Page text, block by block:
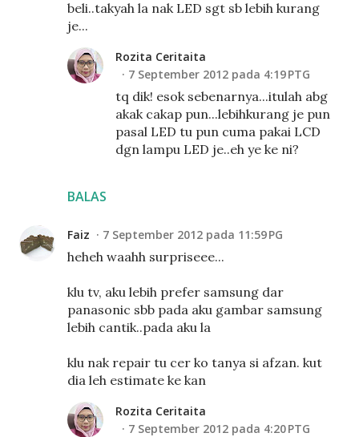
beli..takyah la nak LED sgt sb lebih kurang
je...
BALAS
Rozita Ceritaita
7 September 2012 pada 4:19 PTG
tq dik! esok sebenarnya...itulah abg
akak cakap pun...lebihkurang je pun
pasal LED tu pun cuma pakai LCD
dgn lampu LED je..eh ye ke ni?
Faiz 7 September 2012 pada 11:59 PG
heheh waahh surpriseee...
klu tv, aku lebih prefer samsung dar
panasonic sbb pada aku gambar samsung
lebih cantik..pada aku la
klu nak repair tu cer ko tanya si afzan. kut
dia leh estimate ke kan
Rozita Ceritaita
7 September 2012 pada 4:20 PTG